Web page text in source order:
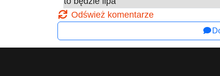
Odśwież komentarze